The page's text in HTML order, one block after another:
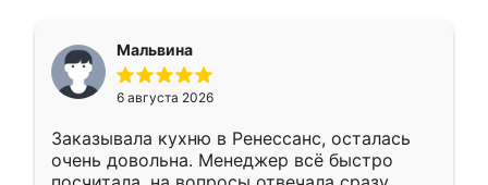
Мальвина
6 августа 2026
Заказывала кухню в Ренессанс, осталась
очень довольна. Менеджер всё быстро